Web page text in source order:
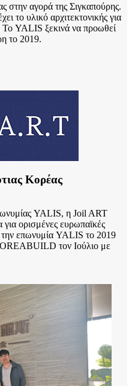
στην αγορά της Σιγκαπούρης.
το υλικό αρχιτεκτονικής για
Το YALIS ξεκινά να προωθεί
το 2019.
Κορέας
YALIS, η Joil ART
ορισμένες ευρωπαϊκές
επωνυμία YALIS το 2019
τον Ιούλιο με